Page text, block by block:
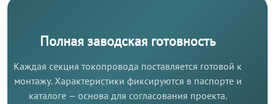
Полная заводская готовность
Каждая секция токопровода поставляется готовой к
монтажу. Характеристики фиксируются в паспорте и
каталоге — основа для согласования проекта.